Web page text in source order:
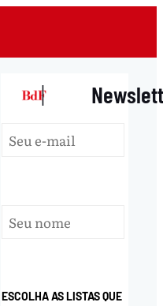
|
ESCOLHA AS LISTAS QUE